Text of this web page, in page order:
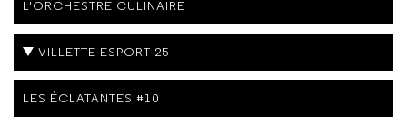
L'ORCHESTRE CULINAIRE
VILLETTE ESPORT 25
LES ÉCLATANTES #10